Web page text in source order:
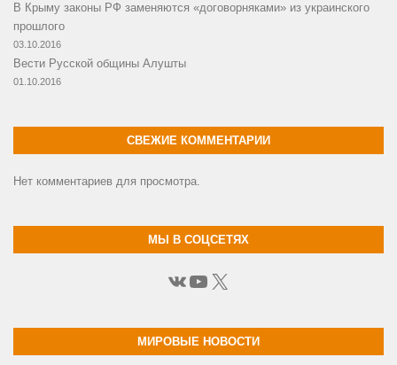
В Крыму законы РФ заменяются «договорняками» из украинского
прошлого
03.10.2016
Вести Русской общины Алушты
01.10.2016
СВЕЖИЕ КОММЕНТАРИИ
Нет комментариев для просмотра.
МЫ В СОЦСЕТЯХ
ВКонтакте
YouTube
X
МИРОВЫЕ НОВОСТИ